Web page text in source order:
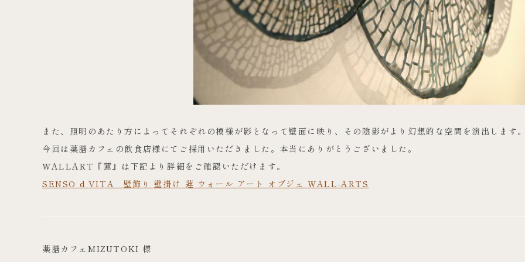
また、照明のあたり方によってそれぞれの模様が影となって壁面に映り、その陰影がより幻想的な空間を演出します
今回は薬膳カフェの飲食店様にてご採用いただきました。本当にありがとうございました。
WALLART『蓮』は下記より詳細をご確認いただけます。
SENSO d VITA 壁飾り 壁掛け 蓮 ウォール アート オブジェ WALL-ARTS
薬膳カフェMIZUTOKI 様